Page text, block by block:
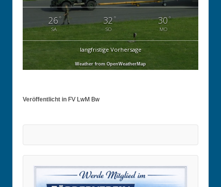
26 °
SA
32°
SO
30°
MO
langfristige Vorhersage
Weather from OpenWeatherMap
Veröffentlicht in FV LwM Bw